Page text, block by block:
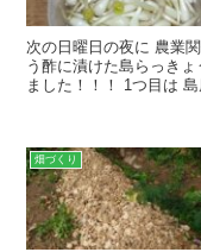
次の日曜日の夜に 農業
う酢に漬けた島らっき
ました！！！ 1つ目は
畑づくり